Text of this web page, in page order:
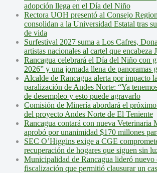
adopción llega en el Día del Niño
Rectora UOH presentó al Consejo
consolidan a la Universidad Estatal tras
de vida
Surfestival 2027 suma a Los Cafres,
artistas nacionales al cartel que encabeza
Rancagua celebrará el Día del Niño con
2026” y una jornada llena de panoramas
Alcalde de Rancagua alerta por impacto
paralización de Andes Norte: “Ya
de desempleo y esto puede agravarlo
Comisión de Minería abordará el
del proyecto Andes Norte de El Teniente
Rancagua contará con nueva Veterinaria
aprobó por unanimidad $170 millones
SEC O’Higgins exige a CGE
recuperación de hogares que siguen sin
Municipalidad de Rancagua lideró nuevo
fiscalización que permitió clausurar un